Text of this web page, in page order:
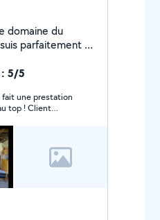
domaine du
parfaitement à
mon aide.
informations.
: 5/5
fait une prestation
top ! Client